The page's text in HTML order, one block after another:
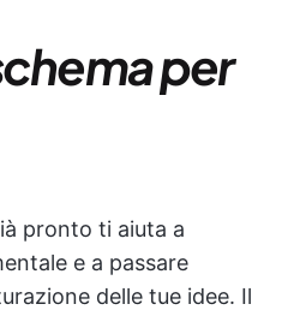
per
pronto ti aiuta a
e a passare
delle tue idee. Il